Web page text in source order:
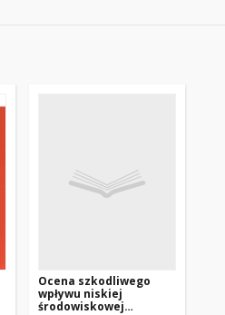
Ocena szkodliwego
wpływu niskiej
środowiskowej